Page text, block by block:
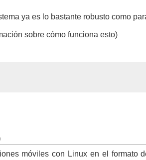
ya es lo bastante robusto como
sobre cómo funciona esto)
móviles con Linux en el formato